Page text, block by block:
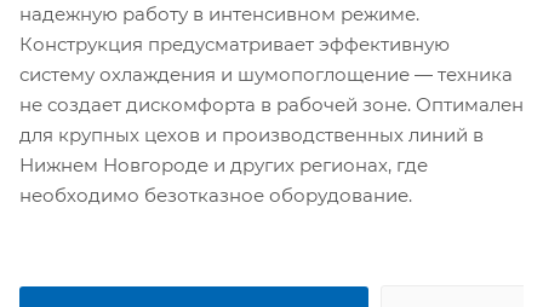
надежную работу в интенсивном режиме.
Конструкция предусматривает эффективную
систему охлаждения и шумопоглощение — техника
не создает дискомфорта в рабочей зоне. Оптимален
для крупных цехов и производственных линий в
Нижнем Новгороде и других регионах, где
необходимо безотказное оборудование.